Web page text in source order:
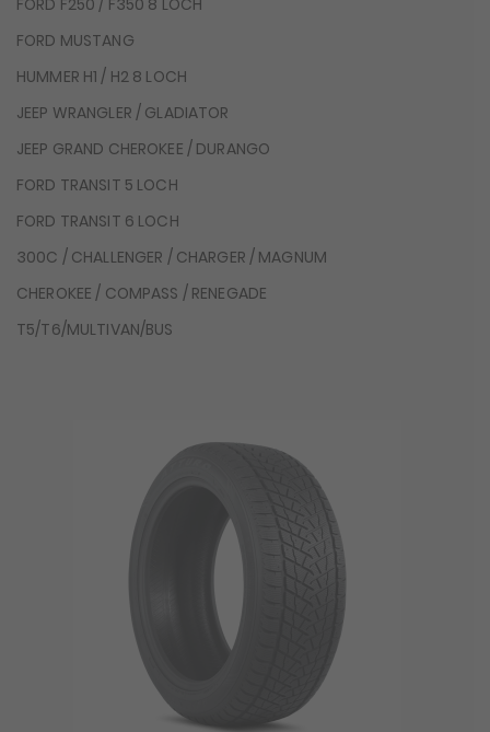
FORD MUSTANG
HUMMER H1 / H2 8 LOCH
JEEP WRANGLER / GLADIATOR
JEEP GRAND CHEROKEE / DURANGO
FORD TRANSIT 5 LOCH
FORD TRANSIT 6 LOCH
300C / CHALLENGER / CHARGER / MAGNUM
CHEROKEE / COMPASS / RENEGADE
T5/T6/MULTIVAN/BUS